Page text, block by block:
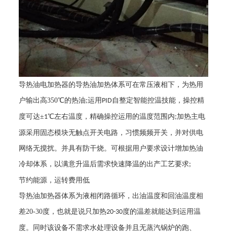
导热油电加热器的导热油加热体系可在常压液相下，为热用
户输出高350℃的热油;运用 PID自整定智能控温技能，操控精
度可达±1℃左右温度，精确操控运用的温度范围内;加热主电
源采用固态模块无触点开关电路，习惯频频开关，并对供电
网络无搅扰。并具有防干烧。可根据用户要求设计增加热油
冷却体系，以满意升温后需求快速降温的出产工艺要求;
节约能源，运转费用低
导热油加热器体系为液相闭路循环，出油温度和回油温度相
差20-30度，也就是说只加热20-30度的温差就能达到运用温
度。同时该设备不需求水处理设备并且无蒸汽锅炉的跑、